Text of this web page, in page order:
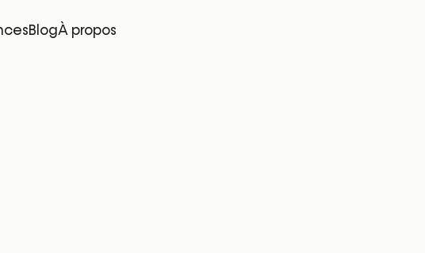
BlogÀ propos